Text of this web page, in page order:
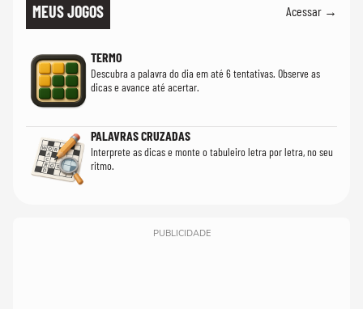
MEUS JOGOS Acessar →
TERMO
Descubra a palavra do dia em até 6 tentativas. Observe as
dicas e avance até acertar.
PALAVRAS CRUZADAS
Interprete as dicas e monte o tabuleiro letra por letra, no seu
ritmo.
PUBLICIDADE